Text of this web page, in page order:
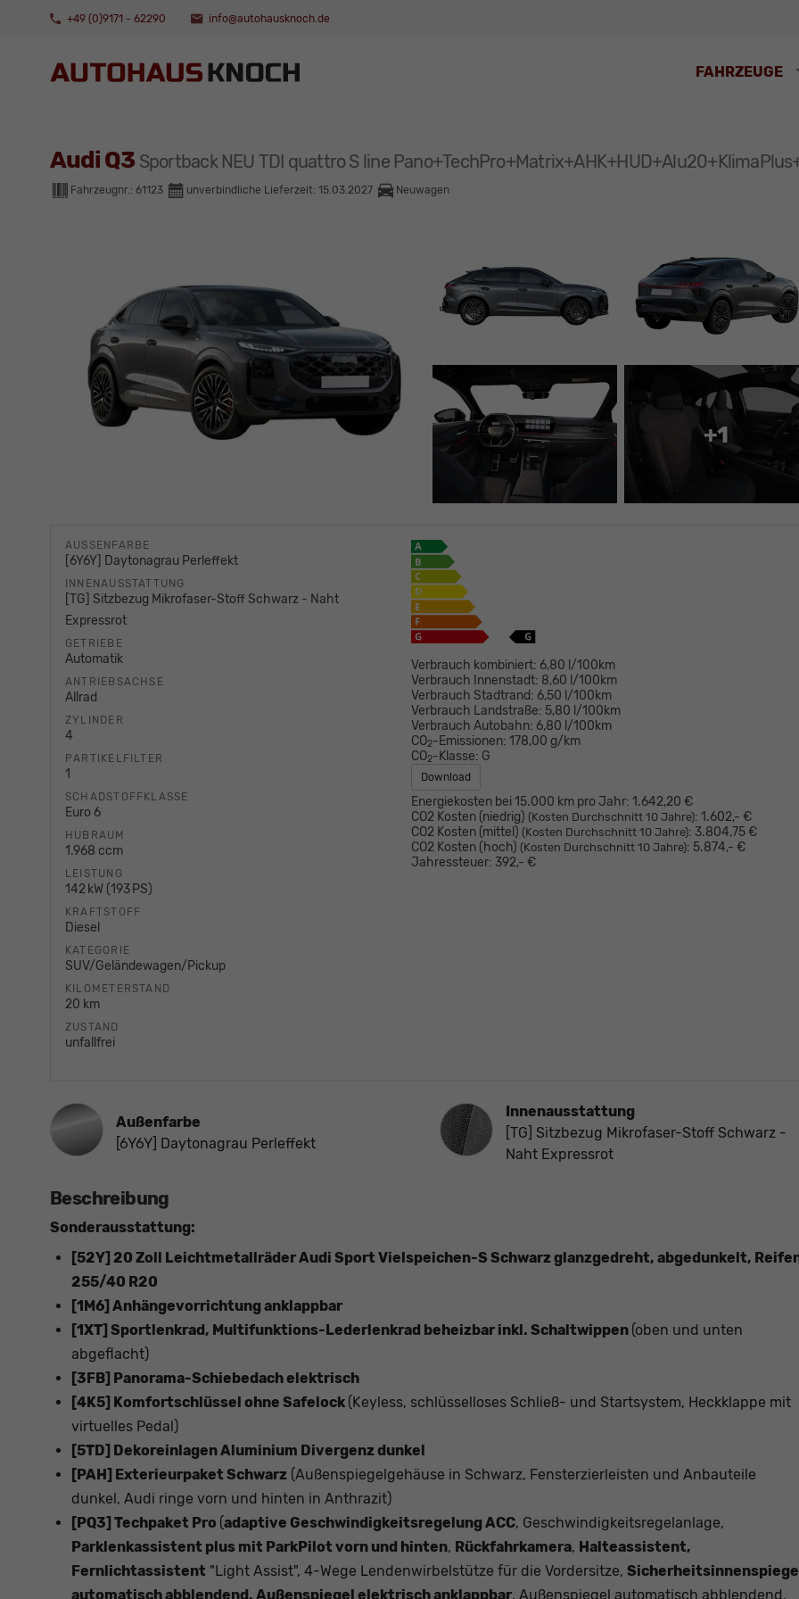
+49 (0)9171 - 62290 info@autohausknoch.de
FAHRZEUGE
Audi Q3 Sportback NEU TDI quattro S line
Fahrzeugnr.: 61123 unverbindliche Lieferzeit: 15.03.2027 Neuwagen
+1
AUSSENFARBE
[6Y6Y] Daytonagrau Perleffekt
INNENAUSSTATTUNG
[TG] Sitzbezug Mikrofaser-Stoff Schwarz - Naht
Expressrot
GETRIEBE
Automatik
ANTRIEBSACHSE
Allrad
ZYLINDER
4
PARTIKELFILTER
1
SCHADSTOFFKLASSE
Euro 6
HUBRAUM
1.968 ccm
LEISTUNG
142 kW (193 PS)
KRAFTSTOFF
Diesel
KATEGORIE
SUV/Geländewagen/Pickup
KILOMETERSTAND
20 km
ZUSTAND
unfallfrei
Verbrauch kombiniert: 6,80 l/100km
Verbrauch Innenstadt: 8,60 l/100km
Verbrauch Stadtrand: 6,50 l/100km
Verbrauch Landstraße: 5,80 l/100km
Verbrauch Autobahn: 6,80 l/100km
CO2-Emissionen: 178,00 g/km
CO2-Klasse: G
Download
Energiekosten bei 15.000 km pro Jahr: 1.642,20 €
CO2 Kosten (niedrig) (Kosten Durchschnitt 10 Jahre): 1.602,- €
CO2 Kosten (mittel) (Kosten Durchschnitt 10 Jahre): 3.804,75 €
CO2 Kosten (hoch) (Kosten Durchschnitt 10 Jahre): 5.874,- €
Jahressteuer: 392,- €
Außenfarbe
[6Y6Y] Daytonagrau Perleffekt
InnenausstattungInnenausstattung
[TG] Sitzbezug Mikrofaser-Stoff Schwarz -
Naht Expressrot
Beschreibung
Sonderausstattung:
[52Y] 20 Zoll Leichtmetallräder Audi Sport Vielspeichen-S Schwarz glanzgedreht, abgedunkelt,
255/40 R20
[1M6] Anhängevorrichtung anklappbar
[1XT] Sportlenkrad, Multifunktions-Lederlenkrad beheizbar inkl. Schaltwippen (oben und unten
abgeflacht)
[3FB] Panorama-Schiebedach elektrisch
[4K5] Komfortschlüssel ohne Safelock (Keyless, schlüsselloses Schließ- und Startsystem, Heckklappe mit
virtuelles Pedal)
[5TD] Dekoreinlagen Aluminium Divergenz dunkel
[PAH] Exterieurpaket Schwarz (Außenspiegelgehäuse in Schwarz, Fensterzierleisten und Anbauteile
dunkel, Audi ringe vorn und hinten in Anthrazit)
[PQ3] Techpaket Pro (adaptive Geschwindigkeitsregelung ACC, Geschwindigkeitsregelanlage,
Parklenkassistent plus mit ParkPilot vorn und hinten, Rückfahrkamera, Halteassistent,
Fernlichtassistent "Light Assist", 4-Wege Lendenwirbelstütze für die Vordersitze,
automatisch abblendend, Außenspiegel elektrisch anklappbar, Außenspiegel automatisch abblendend,